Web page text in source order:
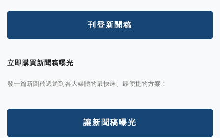
刊登新聞稿
立即購買新聞稿曝光
發一篇新聞稿透通到各大媒體的最快速、最便捷的方案！
讓新聞稿曝光